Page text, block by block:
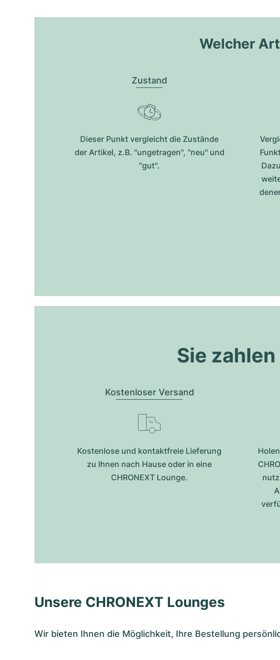
Welcher
Zustand
Dieser Punkt vergleicht die Zustände
der Artikel, z.B. "ungetragen", "neu" und
"gut".
Sie
Kostenloser Versand
Kostenlose und kontaktfreie Lieferung
zu Ihnen nach Hause oder in eine
CHRONEXT Lounge.
Unsere CHRONEXT Lounges
Wir bieten Ihnen die Möglichkeit, Ihre Bestellung